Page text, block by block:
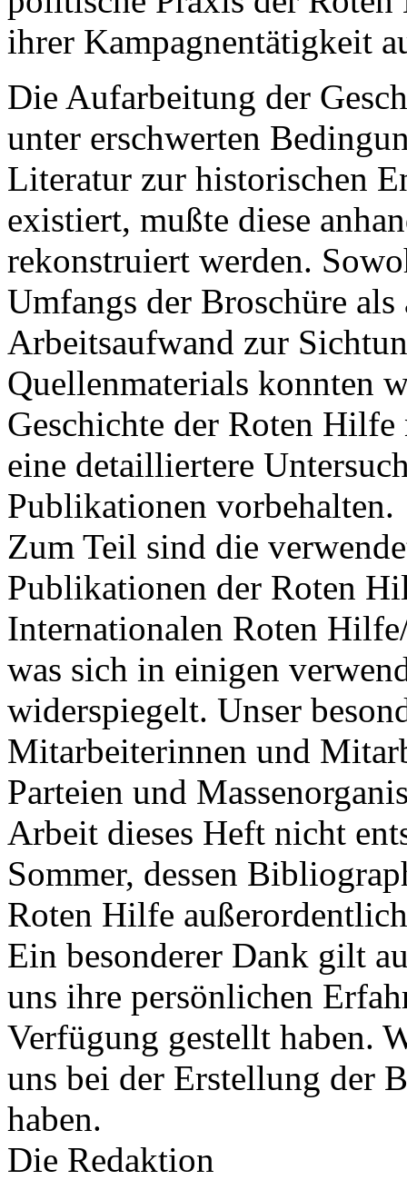
ihrer Kampagnentätigkeit
Die Aufarbeitung der
unter erschwerten
Literatur zur historischen
existiert, mußte diese
rekonstruiert werden.
Umfangs der Broschüre
Arbeitsaufwand zur
Quellenmaterials konnten
Geschichte der Roten
eine detailliertere
Publikationen vorbehalten.
Zum Teil sind die
Publikationen der Roten
Internationalen Roten
was sich in einigen
widerspiegelt. Unser
Mitarbeiterinnen und
Parteien und
Arbeit dieses Heft nicht
Sommer, dessen
Roten Hilfe
Ein besonderer Dank gilt
uns ihre persönlichen
Verfügung gestellt haben.
uns bei der Erstellung der
haben.
Die Redaktion